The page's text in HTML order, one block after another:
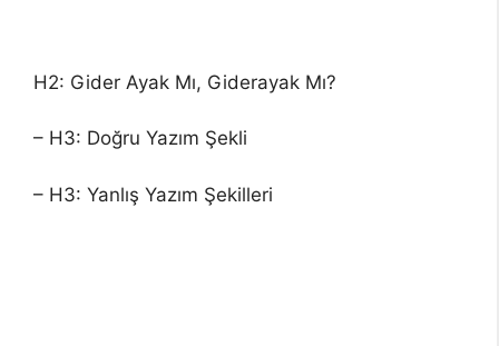
H2: Gider Ayak Mı, Giderayak Mı?
– H3: Doğru Yazım Şekli
– H3: Yanlış Yazım Şekilleri